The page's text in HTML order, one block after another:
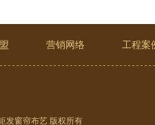
营销网络 工程案
发窗帘布艺 版权所有